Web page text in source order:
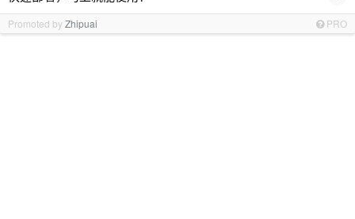
Promoted byZhipuai PRO